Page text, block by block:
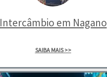
Intercâmbio em Nagano
SAIBA MAIS >>